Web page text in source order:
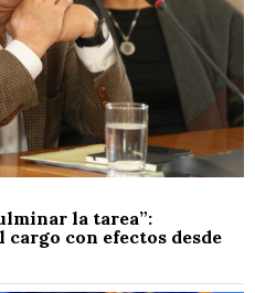
la tarea”:
con efectos desde